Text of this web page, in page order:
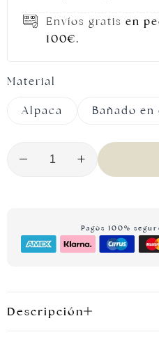
Envíos gratis en
100€.
Material
Alpaca Bañado en
Pagos 100%
Descripción
Joyas plateadas